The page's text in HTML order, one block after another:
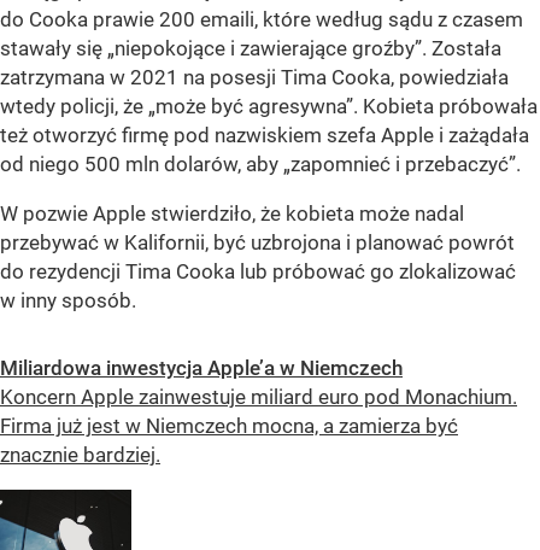
do Cooka prawie 200 emaili, które według sądu z czasem
stawały się „niepokojące i zawierające groźby”. Została
zatrzymana w 2021 na posesji Tima Cooka, powiedziała
wtedy policji, że „może być agresywna”. Kobieta próbowała
też otworzyć firmę pod nazwiskiem szefa Apple i zażądała
od niego 500 mln dolarów, aby „zapomnieć i przebaczyć”.
W pozwie Apple stwierdziło, że kobieta może nadal
przebywać w Kalifornii, być uzbrojona i planować powrót
do rezydencji Tima Cooka lub próbować go zlokalizować
w inny sposób.
Miliardowa inwestycja Apple’a w Niemczech
Koncern Apple zainwestuje miliard euro pod Monachium.
Firma już jest w Niemczech mocna, a zamierza być
znacznie bardziej.